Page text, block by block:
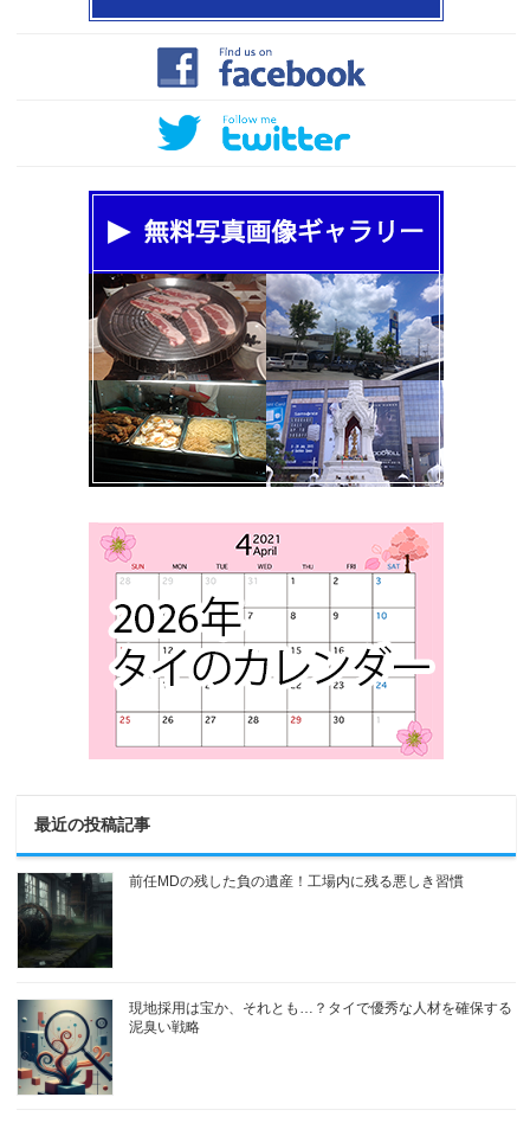
最近の投稿記事
前任MDの残した負の遺産！工場内に残る悪しき習慣
現地採用は宝か、それとも…？タイで優秀な人材を確保する
泥臭い戦略